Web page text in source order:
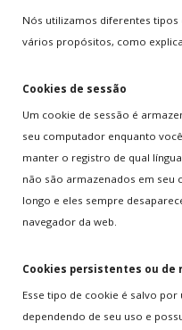
Nós utilizamos diferentes
vários propósitos, como
Cookies de sessão
Um cookie de sessão é
seu computador enquanto
manter o registro de qual
não são armazenados em
longo e eles sempre
navegador da web.
Cookies persistentes ou de
Esse tipo de cookie é salvo
dependendo de seu uso e